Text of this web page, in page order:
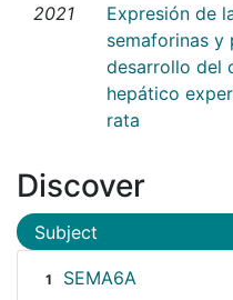
2021
Expresión de
semaforinas y
desarrollo del
hepático
rata
Discover
Subject
1 SEMA6A